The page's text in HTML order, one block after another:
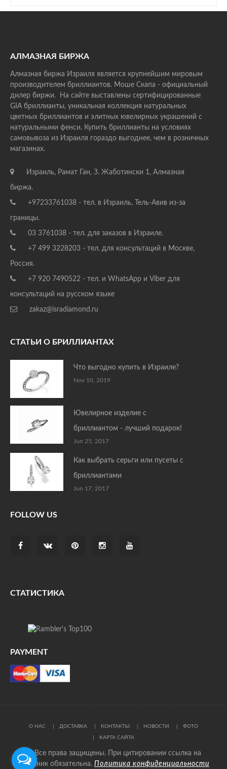
АЛМАЗНАЯ БИРЖА
Алмазная биржа Израиля является крупнейшим мировым
производителем бриллиантов. Моше Скапа - официальный
дилер биржи. На сайте выставлены сертифицированные
GIA бриллианты, уникальная коллекция натуральных
цветных бриллиантов и элитных ювелирных украшений с
натуральными фенси. Купить бриллианты на условиях
самовывоза из Израиля гораздо выгоднее, чем в розничных
магазинах.
Израиль, Рамат Ган, З. Жаботински 1, Алмазная
биржа.
+97233761038 - тел. в Израиль, Тель-Авив из-за
границы.
03 3761038 - тел. для заказов в Израиле.
+7 499 3228203 - тел. для консультаций в Москве,
Россия.
+7 920 7490522 - тел. и WhatsApp и Viber для
консультаций на русском языке
zakaz@isradiamond.ru
СТАТЬИ О БРИЛЛИАНТАХ
Что выгодно купить в Израиле?
Nov 10, 2019
Ювелирное изделие с
бриллиантом - лучший подарок!
Jun 25, 2017
Как выбрать серьги или пусеты с
бриллиантами
Jun 17, 2017
FOLLOW US
СТАТИСТИКА
PAYMENT
О НАС ДОСТАВКА КОНТАКТЫ НОВОСТИ ФОТО
КАРТА САЙТА
© Все права защищены. При цитировании ссылка на
источник обязательна. Политика конфиденциальности